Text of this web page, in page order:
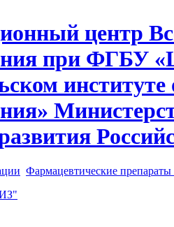
Фармацевтические